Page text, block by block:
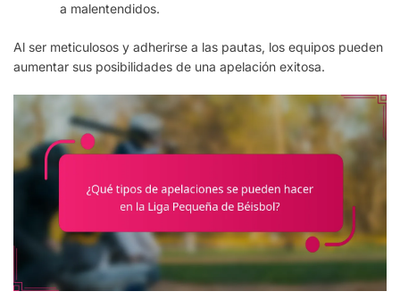
a malentendidos.
Al ser meticulosos y adherirse a las pautas, los equipos pueden
aumentar sus posibilidades de una apelación exitosa.